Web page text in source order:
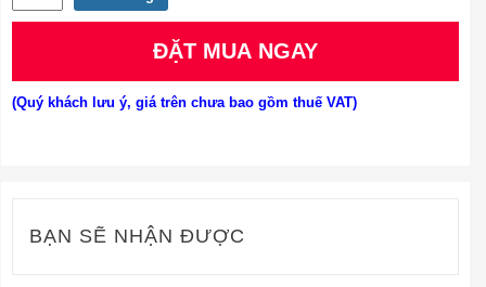
lượng
ĐẶT MUA NGAY
(Quý khách lưu ý, giá trên chưa bao gồm thuế VAT)
BẠN SẼ NHẬN ĐƯỢC